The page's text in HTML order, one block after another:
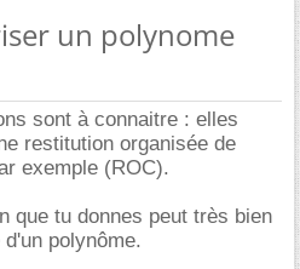
un polynome
sont à connaitre : elles
restitution organisée de
exemple (ROC).
que tu donnes peut très bien
polynôme.